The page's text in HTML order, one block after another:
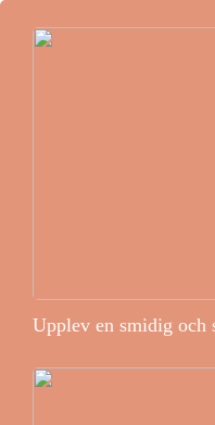
Upplev en smidig och